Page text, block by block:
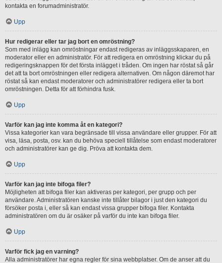
kontakta en forumadministratör.
Upp
Hur redigerar eller tar jag bort en omröstning?
Som med inlägg kan omröstningar endast redigeras av inläggsskaparen, en
moderator eller en administratör. För att redigera en omröstning klickar du på
redigeringsknappen för det första inlägget i tråden. Om ingen har röstat så går
det att ta bort omröstningen eller redigera alternativen. Om någon däremot har
röstat så kan endast moderatorer och administratörer redigera eller ta bort
omröstningen. Detta för att förhindra fusk.
Upp
Varför kan jag inte komma åt en kategori?
Vissa kategorier kan vara begränsade till vissa användare eller grupper. För att
visa, läsa, posta, osv. kan du behöva speciell tillåtelse som endast moderatorer
och administratörer kan ge dig. Pröva att kontakta dem.
Upp
Varför kan jag inte bifoga filer?
Möjligheten att bifoga filer kan aktiveras per kategori, per grupp och per
användare. Administratören kanske inte tillåter bilagor i just den kategori du
försöker posta i, eller så kan endast vissa grupper bifoga filer. Kontakta
administratören om du är osäker på varför du inte kan bifoga filer.
Upp
Varför fick jag en varning?
Alla administratörer har egna regler för sina webbplatser. Om de anser att du